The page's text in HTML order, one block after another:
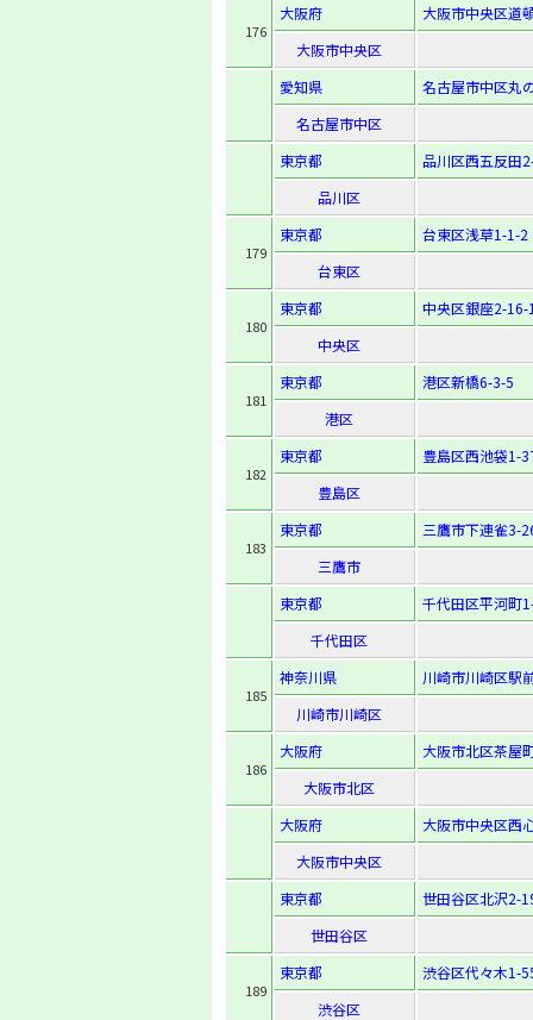
176
大阪府
大阪市中央区道
大阪市中央区
愛知県
名古屋市中区丸
名古屋市中区
東京都
品川区西五反田
品川区
179
東京都
台東区浅草1-1-2
台東区
180
東京都
中央区銀座2-16-
中央区
181
東京都
港区新橋6-3-5
港区
182
東京都
豊島区西池袋1-
豊島区
183
東京都
三鷹市下連雀3-
三鷹市
東京都
千代田区平河町
千代田区
185
神奈川県
川崎市川崎区駅
川崎市川崎区
186
大阪府
大阪市北区茶屋
大阪市北区
大阪府
大阪市中央区西
大阪市中央区
東京都
世田谷区北沢2-
世田谷区
189
東京都
渋谷区代々木1-
渋谷区